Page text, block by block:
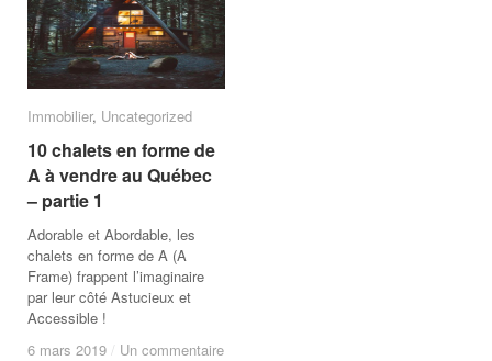
Immobilier, Uncategorized
10 chalets en forme de
A à vendre au Québec
– partie 1
Adorable et Abordable, les
chalets en forme de A (A
Frame) frappent l’imaginaire
par leur côté Astucieux et
Accessible !
6 mars 2019 / Un commentaire
Immobilier Uncategorized
10 chalets en forme de
A à vendre au Québec
– partie 1
6 mars 2019 / Un commentaire